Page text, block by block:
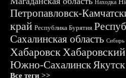
Находка
Петропавловск-
край Республика Бурятия
Сахалинская область Сибирь
Хабаровск
Южно-СахалинскЯкутск
Все теги >>